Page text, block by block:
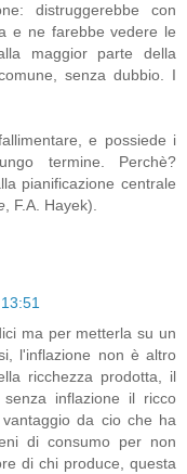
distruggerebbe con
e ne farebbe vedere le
maggior parte della
senza dubbio. I
e possiede i
termine. Perchè?
pianificazione centrale
, F.A. Hayek).
ma per metterla su un
l'inflazione non è altro
ricchezza prodotta, il
inflazione il ricco
da cio che ha
di consumo per non
di chi produce, questa